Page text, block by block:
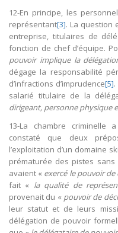
12-En principe, les
représentant[3]. La question
entreprise, titulaires de
fonction de chef d’équipe.
pouvoir implique la
dégage la responsabilité
d’infractions d’imprudence[5]
salarié titulaire de la
dirigeant, personne physique
13-La chambre criminelle
constaté que deux
l’exploitation d’un domaine
prématurée des pistes sans
avaient « exercé le pouvoir
fait « la qualité de
provenait du « pouvoir de
leur statut et de leurs
délégation de pouvoir